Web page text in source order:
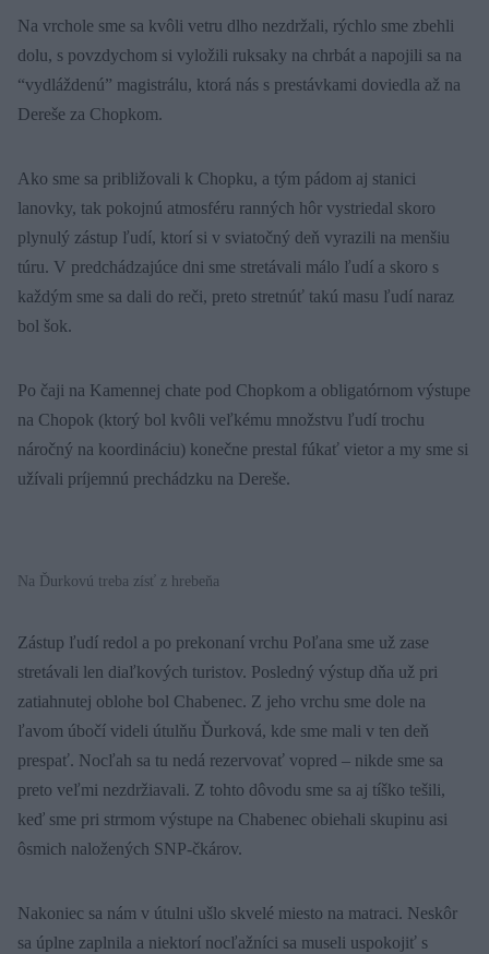
Na vrchole sme sa kvôli vetru dlho nezdržali, rýchlo sme zbehli
dolu, s povzdychom si vyložili ruksaky na chrbát a napojili sa na
“vydláždenú” magistrálu, ktorá nás s prestávkami doviedla až na
Dereše za Chopkom.
Ako sme sa približovali k Chopku, a tým pádom aj stanici
lanovky, tak pokojnú atmosféru ranných hôr vystriedal skoro
plynulý zástup ľudí, ktorí si v sviatočný deň vyrazili na menšiu
túru. V predchádzajúce dni sme stretávali málo ľudí a skoro s
každým sme sa dali do reči, preto stretnúť takú masu ľudí naraz
bol šok.
Po čaji na Kamennej chate pod Chopkom a obligatórnom výstupe
na Chopok (ktorý bol kvôli veľkému množstvu ľudí trochu
náročný na koordináciu) konečne prestal fúkať vietor a my sme si
užívali príjemnú prechádzku na Dereše.
Na Ďurkovú treba zísť z hrebeňa
Zástup ľudí redol a po prekonaní vrchu Poľana sme už zase
stretávali len diaľkových turistov. Posledný výstup dňa už pri
zatiahnutej oblohe bol Chabenec. Z jeho vrchu sme dole na
ľavom úbočí videli útulňu Ďurková, kde sme mali v ten deň
prespať. Nocľah sa tu nedá rezervovať vopred – nikde sme sa
preto veľmi nezdržiavali. Z tohto dôvodu sme sa aj tíško tešili,
keď sme pri strmom výstupe na Chabenec obiehali skupinu asi
ôsmich naložených SNP-čkárov.
Nakoniec sa nám v útulni ušlo skvelé miesto na matraci. Neskôr
sa úplne zaplnila a niektorí nocľažníci sa museli uspokojiť s